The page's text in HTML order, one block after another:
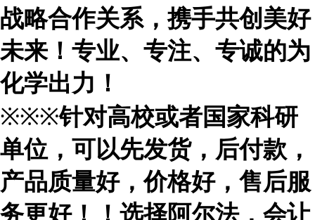
战略合作关系，携手共创美好
未来！专业、专注、专诚的为
化学出力！
※※※针对高校或者国家科研
单位，可以先发货，后付款，
产品质量好，价格好，售后服
务更好！！选择阿尔法，会让